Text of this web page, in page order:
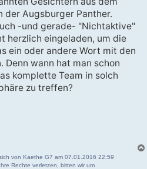
der Augsburger Panther.
-und gerade- "Nichtaktive"
herzlich eingeladen, um die
ein oder andere Wort mit den
Denn wann hat man schon
komplette Team in solch
zu treffen?
von Kaethe G7 am 07.01.2016 22:59
Rechte verletzen, bitten wir um